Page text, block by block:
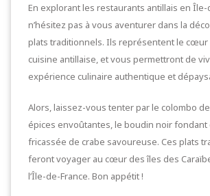
En explorant les restaurants antillais en Île-
n’hésitez pas à vous aventurer dans la
plats traditionnels. Ils représentent le cœur
cuisine antillaise, et vous permettront de
expérience culinaire authentique et
Alors, laissez-vous tenter par le colombo
épices envoûtantes, le boudin noir fondant
fricassée de crabe savoureuse. Ces plats
feront voyager au cœur des îles des
l’Île-de-France. Bon appétit !